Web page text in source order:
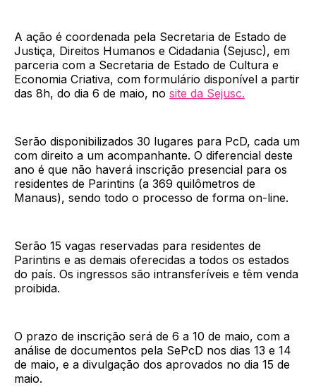
A ação é coordenada pela Secretaria de Estado de
Justiça, Direitos Humanos e Cidadania (Sejusc), em
parceria com a Secretaria de Estado de Cultura e
Economia Criativa, com formulário disponível a partir
das 8h, do dia 6 de maio, no site da Sejusc.
Serão disponibilizados 30 lugares para PcD, cada um
com direito a um acompanhante. O diferencial deste
ano é que não haverá inscrição presencial para os
residentes de Parintins (a 369 quilômetros de
Manaus), sendo todo o processo de forma on-line.
Serão 15 vagas reservadas para residentes de
Parintins e as demais oferecidas a todos os estados
do país. Os ingressos são intransferíveis e têm venda
proibida.
O prazo de inscrição será de 6 a 10 de maio, com a
análise de documentos pela SePcD nos dias 13 e 14
de maio, e a divulgação dos aprovados no dia 15 de
maio.